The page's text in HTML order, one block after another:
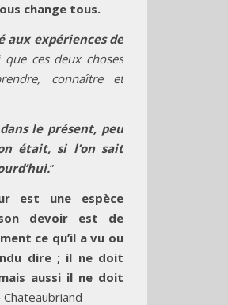
change tous.
aux expériences de
que ces deux choses
connaître et
le présent, peu
était, si l’on sait
”
est une espèce
devoir est de
ce qu’il a vu ou
dire ; il ne doit
aussi il ne doit
Chateaubriand